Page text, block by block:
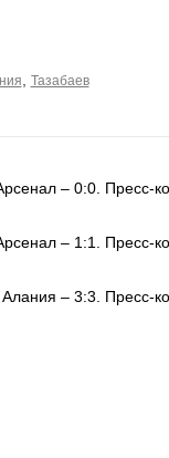
, Тазабаев
– 0:0. Пресс-
– 1:1. Пресс-
– 3:3. Пресс-